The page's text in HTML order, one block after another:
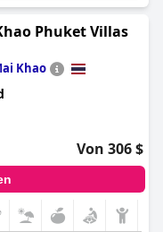
von nicht-
Schnorcheln und
der Strand des Surin
ist und sogar
wird.
Es liegt in einer
das Meer. Die
einer Bar und
des Personals wird als
dass sie das
zu haben, und
gibt - es soll sogar
haben.
Phuket Villas
Khao
Von 306 $